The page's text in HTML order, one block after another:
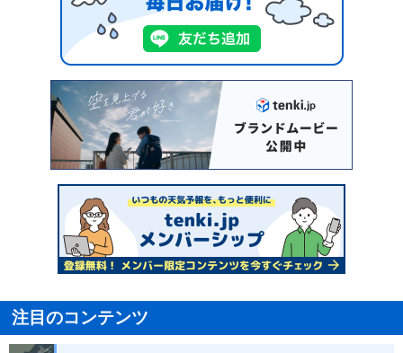
注目のコンテンツ